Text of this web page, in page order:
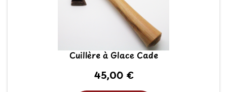
Cuillère à Glace Cade
45,00 €